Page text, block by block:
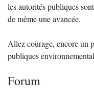
les autorités publiques
de même une avancée.
Allez courage, encore un
publiques
Forum